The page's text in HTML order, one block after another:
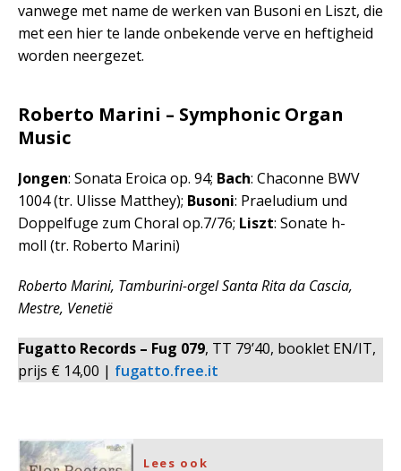
vanwege met name de werken van Busoni en Liszt, die
met een hier te lande onbekende verve en heftigheid
worden neergezet.
Roberto Marini – Symphonic Organ
Music
Jongen: Sonata Eroica op. 94; Bach: Chaconne BWV
1004 (tr. Ulisse Matthey); Busoni: Praeludium und
Doppelfuge zum Choral op.7/76; Liszt: Sonate h-
moll (tr. Roberto Marini)
Roberto Marini, Tamburini-orgel Santa Rita da Cascia,
Mestre, Venetië
Fugatto Records – Fug 079, TT 79’40, booklet EN/IT,
prijs € 14,00 | fugatto.free.it
Lees ook